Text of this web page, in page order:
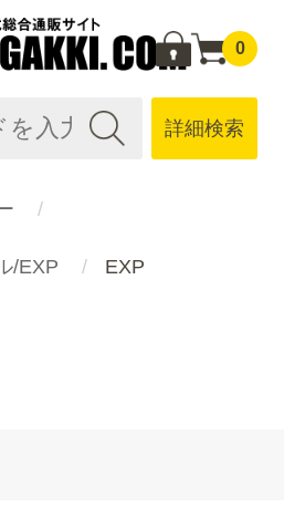
0
詳細検索
/EXP
EXP